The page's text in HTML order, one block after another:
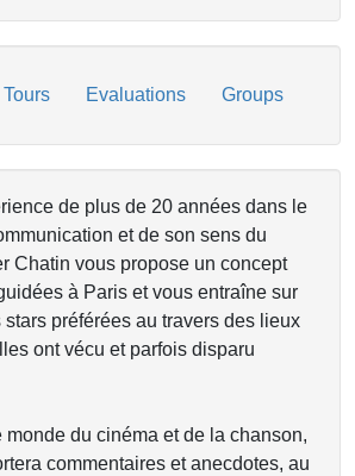
Tours Evaluations Groups
de plus de 20 années dans le
et de son sens du
Chatin vous propose un concept
à Paris et vous entraîne sur
stars préférées au travers des lieux
ont vécu et parfois disparu
monde du cinéma et de la chanson,
commentaires et anecdotes, au